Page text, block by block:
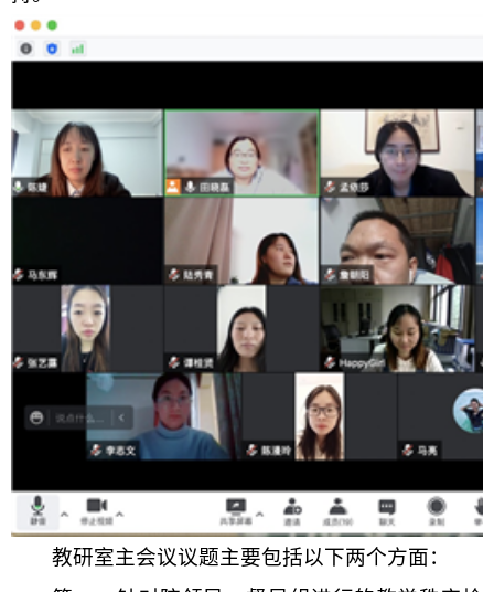
教研室主会议议题主要包括以下两个方面：